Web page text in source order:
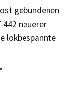
gebundenen
442 neuerer
lokbespannte